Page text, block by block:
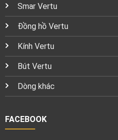
Smar Vertu
Đồng hồ Vertu
Kính Vertu
Bút Vertu
Dòng khác
FACEBOOK